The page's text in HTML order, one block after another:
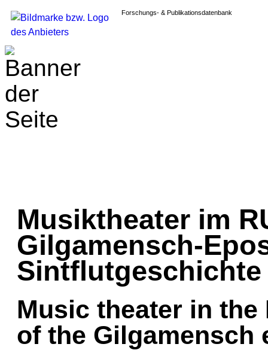
Forschungs- & Publikationsdatenbank
Musiktheater im
Gilgamensch-
Sintflutgeschichte
Music theater in the
of the Gilgamensch